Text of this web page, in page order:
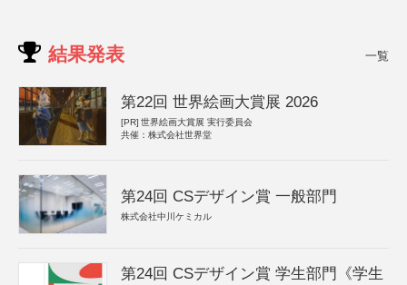
結果発表 一覧
第22回 世界絵画大賞展 2026
[PR] 世界絵画大賞展 実行委員会
共催：株式会社世界堂
第24回 CSデザイン賞 一般部門
株式会社中川ケミカル
第24回 CSデザイン賞 学生部門《学生